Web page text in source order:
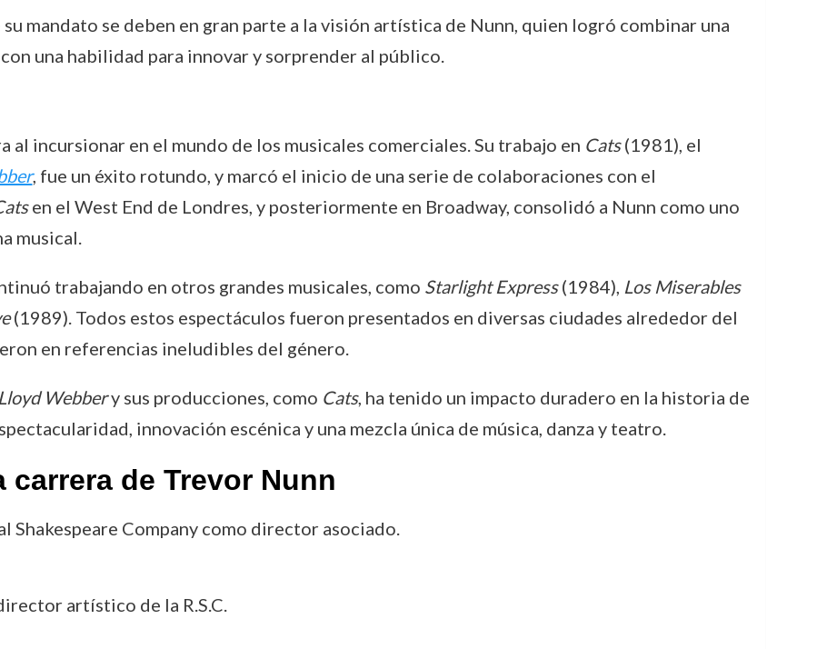
su mandato se deben en gran parte a la visión artística de Nunn, quien logró combinar una
una habilidad para innovar y sorprender al público.
al incursionar en el mundo de los musicales comerciales. Su trabajo en Cats(1981), el
, fue un éxito rotundo, y marcó el inicio de una serie de colaboraciones con el
en el West End de Londres, y posteriormente en Broadway, consolidó a Nunn como uno
musical.
trabajando en otros grandes musicales, como Starlight Express(1984), Los Miserables
(1989). Todos estos espectáculos fueron presentados en diversas ciudades alrededor del
en referencias ineludibles del género.
Webbery sus producciones, como Cats, ha tenido un impacto duradero en la historia de
innovación escénica y una mezcla única de música, danza y teatro.
de Trevor Nunn
Shakespeare Company como director asociado.
artístico de la R.S.C.